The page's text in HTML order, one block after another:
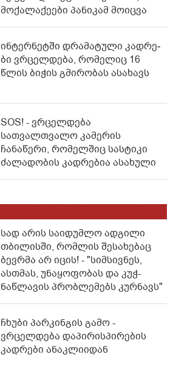
მოქალაქეები პანიკამ მოიცვა
ინ­ტერ­ნეტ­ში დრა­მა­ტუ­ლი კად­რე­
ბი ვრცელდება, რომელიც 16
წლის ბიჭის გმირობას ასახავს
SOS! - ვრცელდება
სათვალთვალო კამერის
ჩანაწერი, რომელშიც სასტიკი
ძალადობის კადრებია ასახული
სად არის საიდუმლო ადგილი
თბილისში, რომლის შესახებაც
ბევრმა არ იცის! - "სიმსივნეს,
ასთმას, უნაყოფობას და კუჭ-
ნაწლავის პრობლემებს კურნავს"
ჩხუბი პარკინგის გამო -
ვრცელდება დაპირისპირების
კადრები ანაკლიიდან